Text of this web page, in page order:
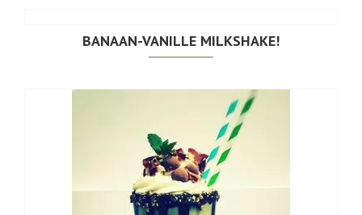
BANAAN-VANILLE MILKSHAKE!